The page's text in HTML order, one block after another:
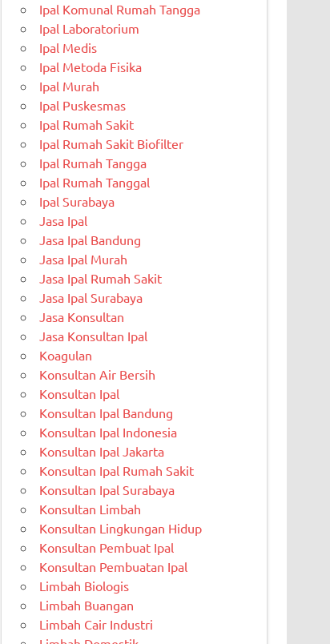
Ipal Komunal Rumah Tangga
Ipal Laboratorium
Ipal Medis
Ipal Metoda Fisika
Ipal Murah
Ipal Puskesmas
Ipal Rumah Sakit
Ipal Rumah Sakit Biofilter
Ipal Rumah Tangga
Ipal Rumah Tanggal
Ipal Surabaya
Jasa Ipal
Jasa Ipal Bandung
Jasa Ipal Murah
Jasa Ipal Rumah Sakit
Jasa Ipal Surabaya
Jasa Konsultan
Jasa Konsultan Ipal
Koagulan
Konsultan Air Bersih
Konsultan Ipal
Konsultan Ipal Bandung
Konsultan Ipal Indonesia
Konsultan Ipal Jakarta
Konsultan Ipal Rumah Sakit
Konsultan Ipal Surabaya
Konsultan Limbah
Konsultan Lingkungan Hidup
Konsultan Pembuat Ipal
Konsultan Pembuatan Ipal
Limbah Biologis
Limbah Buangan
Limbah Cair Industri